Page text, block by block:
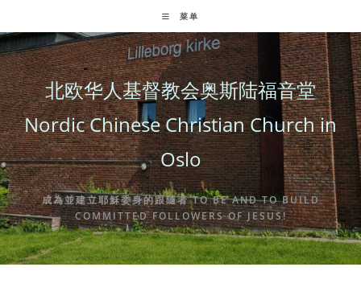
to
content
菜单
北欧华人基督教会奥斯陆福音堂
Nordic Chinese Christian Church in
Oslo
成為並建立耶穌委身的跟隨者 TO BE AND TO BUILD
COMMITTED FOLLOWERS OF JESUS!